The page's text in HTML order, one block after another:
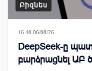
Բիզնես
16:40 06/08/26
DeepSeek-ը
բարձրացնել ԱԲ